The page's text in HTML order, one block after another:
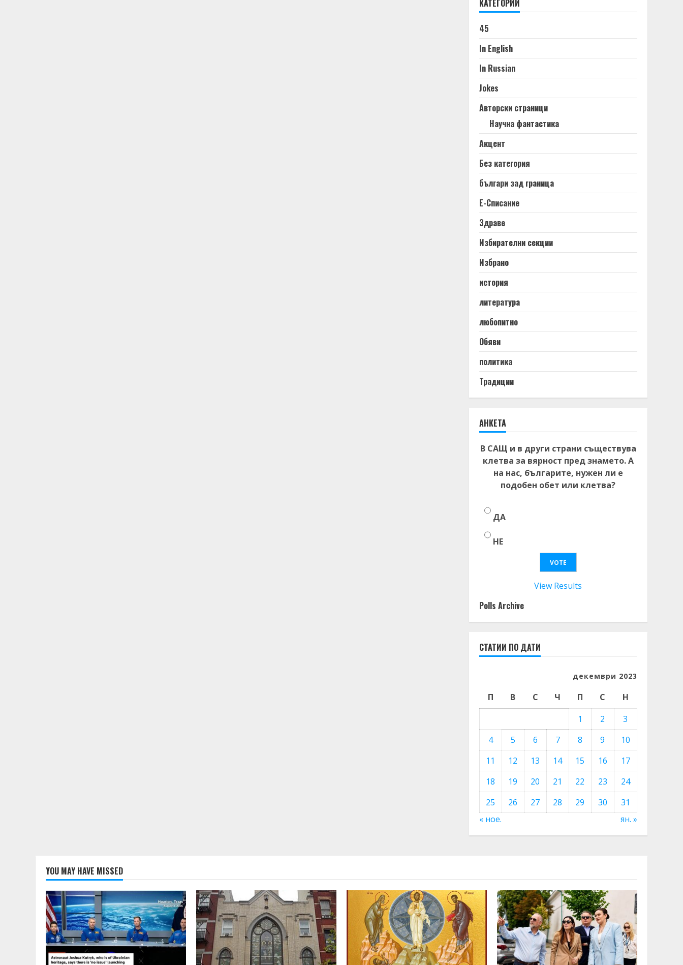
КАТЕГОРИИ
45
In English
In Russian
Jokes
Авторски страници
Научна фантастика
Акцент
Без категория
българи зад граница
Е-Списание
Здраве
Избирателни секции
Избрано
история
литература
любопитно
Обяви
политика
Традиции
АНКЕТА
В САЩ и в други страни съществува
клетва за вярност пред знамето. А
на нас, българите, нужен ли е
подобен обет или клетва?
ДА
НЕ
View Results
Polls Archive
СТАТИИ ПО ДАТИ
декември 2023
П В С Ч П С
Н
1
2
3
4
5 6 7 8 9
10
11
12 13 14 15 16
17
18
19 20 21 22 23
24
25
26 27 28 29 30
31
« ное.
ян. »
YOU MAY HAVE MISSED